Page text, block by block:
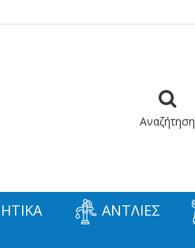
Αναζήτηση
ΑΝΤΛΙΕΣ